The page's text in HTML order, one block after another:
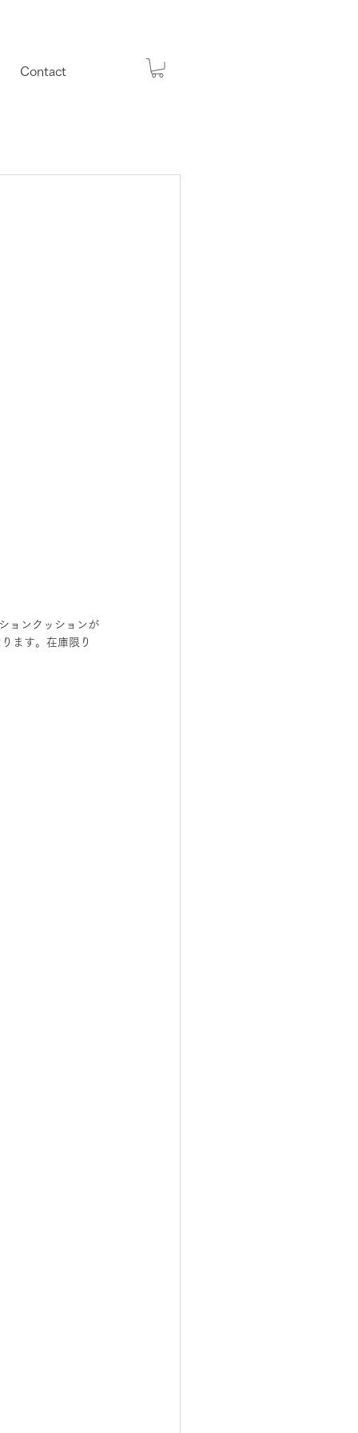
Contact
ョンクッションが
ます。在庫限り